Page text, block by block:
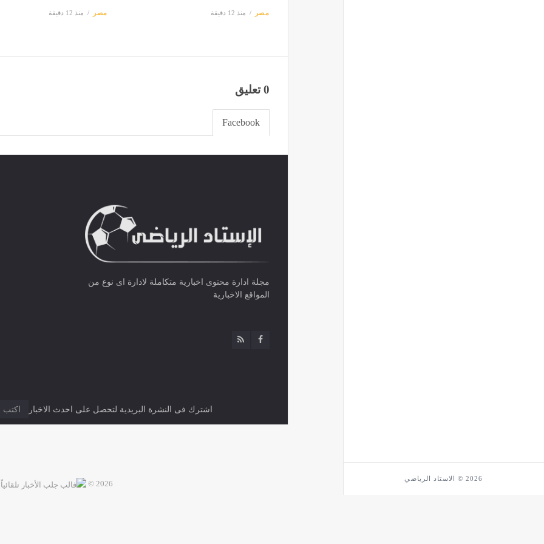
2026 © الاستاد الرياضي
مصر منذ 12 دقيقة مصر منذ 12 دقيقة
0 تعليق
Facebook
مجلة ادارة محتوى اخبارية متكاملة لادارة اى نوع من
المواقع الاخبارية
اشترك فى النشرة البريدية لتحصل على احدث الاخبار
2026 ©